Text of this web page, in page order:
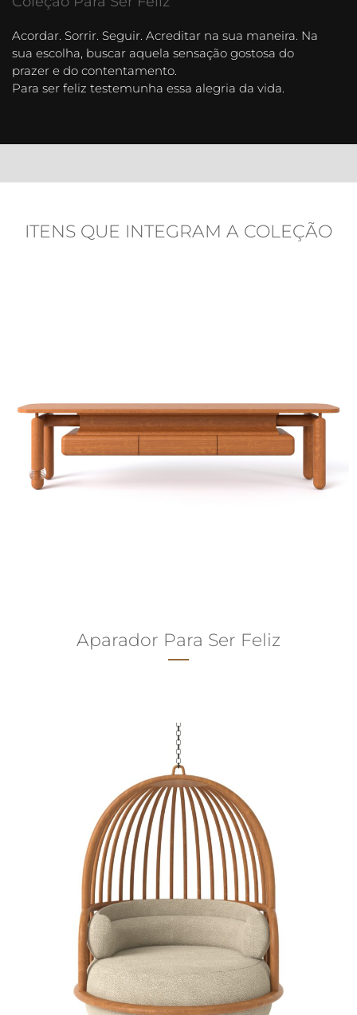
Acordar. Sorrir. Seguir. Acreditar na sua maneira. Na
sua escolha, buscar aquela sensação gostosa do
prazer e do contentamento.
Para ser feliz testemunha essa alegria da vida.
ITENS QUE INTEGRAM A COLEÇÃO
Aparador Para Ser Feliz